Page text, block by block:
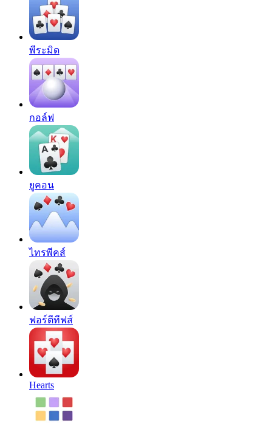
พีระมิด
กอล์ฟ
ยูคอน
ไทรพีคส์
ฟอร์ตีทีฟส์
Hearts